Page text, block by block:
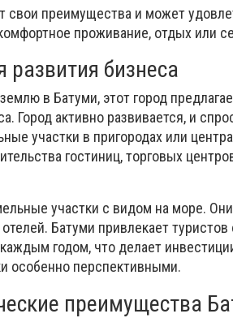
свои преимущества и может
проживание, отдых или
бизнеса
в Батуми, этот город
Город активно развивается, и
участки в пригородах или
гостиниц, торговых
участки с видом на море.
Батуми привлекает туристов
каждым годом, что делает
особенно перспективными.
преимущества